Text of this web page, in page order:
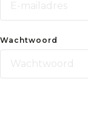
Wachtwoord